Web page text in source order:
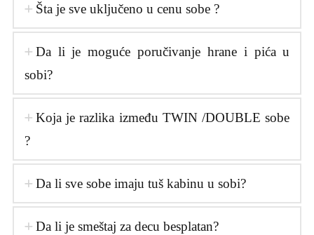
Šta je sve uključeno u cenu sobe ?
Da li je moguće poručivanje hrane i pića u
sobi?
Koja je razlika između TWIN /DOUBLE sobe
?
Da li sve sobe imaju tuš kabinu u sobi?
Da li je smeštaj za decu besplatan?